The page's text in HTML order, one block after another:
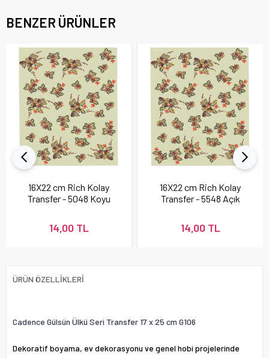
BENZER ÜRÜNLER
16X22 cm Rich Kolay
Transfer - 5048 Koyu
14,00 TL
16X22 cm Rich Kolay
Transfer - 5548 Açık
14,00 TL
ÜRÜN ÖZELLIKLERI
Cadence Gülsün Ülkü Seri Transfer 17 x 25 cm G106
Dekoratif boyama, ev dekorasyonu ve genel hobi projelerinde